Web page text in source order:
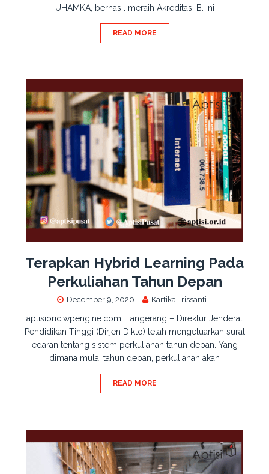
UHAMKA, berhasil meraih Akreditasi B. Ini
READ MORE
Terapkan Hybrid Learning Pada
Perkuliahan Tahun Depan
December 9, 2020 Kartika Trissanti
aptisiorid.wpengine.com, Tangerang – Direktur Jenderal
Pendidikan Tinggi (Dirjen Dikto) telah mengeluarkan surat
edaran tentang sistem perkuliahan tahun depan. Yang
dimana mulai tahun depan, perkuliahan akan
READ MORE